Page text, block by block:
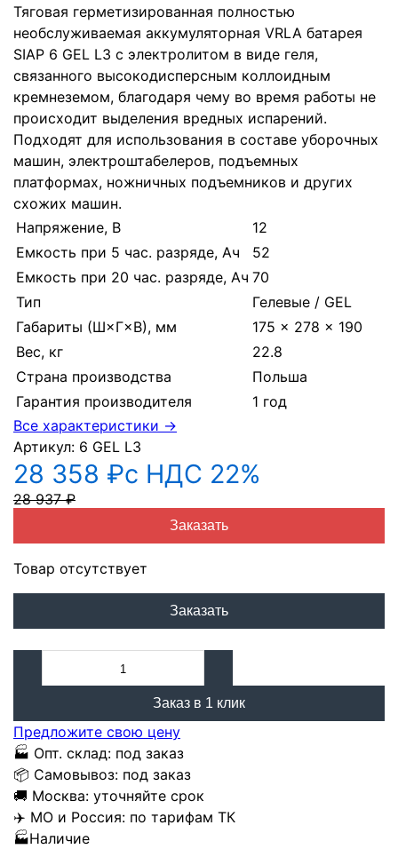
Тяговая герметизированная полностью
необслуживаемая аккумуляторная VRLA батарея
SIAP 6 GEL L3 с электролитом в виде геля,
связанного высокодисперсным коллоидным
кремнеземом, благодаря чему во время работы не
происходит выделения вредных испарений.
Подходят для использования в составе уборочных
машин, электроштабелеров, подъемных
платформах, ножничных подъемников и других
схожих машин.
Напряжение, В
12
Емкость при 5 час. разряде, Ач
52
Емкость при 20 час. разряде, Ач 70
Тип
Гелевые / GEL
Габариты (Ш×Г×В), мм
175 × 278 × 190
Вес, кг
22.8
Страна производства
Польша
Гарантия производителя
1 год
Все характеристики →
Артикул: 6 GEL L3
28 358 ₽с НДС 22%
28 937 ₽
Заказать
Товар отсутствует
Заказать
Заказ в 1 клик
Предложите свою цену
🏭 Опт. склад: под заказ
📦 Самовывоз: под заказ
🚚 Москва: уточняйте срок
✈️ МО и Россия: по тарифам ТК
🏭Наличие